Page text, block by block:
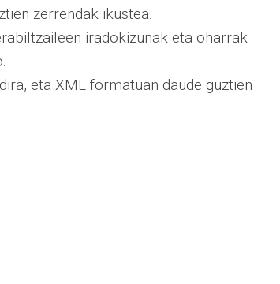
zerrendak ikustea.
iradokizunak eta oharrak
eta XML formatuan daude guztien